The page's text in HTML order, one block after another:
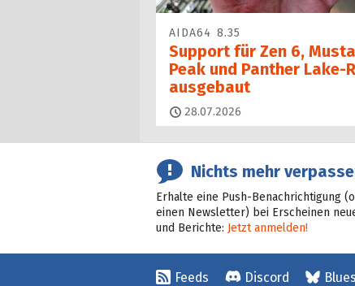
AIDA64 8.35
Support für Zen 6,
Peak und Panther Lake-R
ausgebaut
28.07.2026
Nichts mehr
Erhalte eine Push-Benachrichtigung
einen Newsletter) bei Erscheinen
und Berichte: Jetzt anmelden!
Feeds Discord